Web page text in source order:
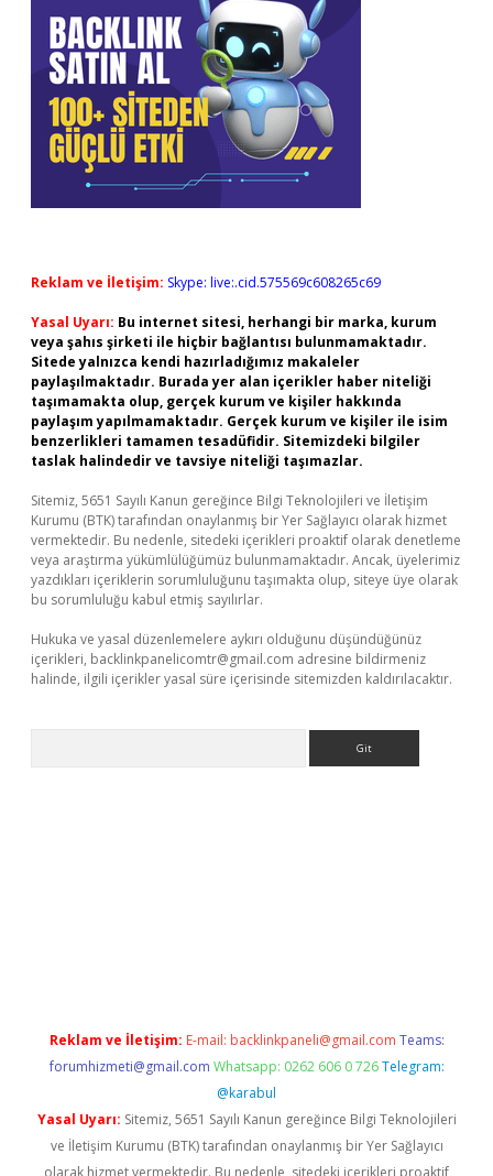
Reklam ve İletişim: Skype: live:.cid.575569c608265c69
Yasal Uyarı: Bu internet sitesi, herhangi bir marka, kurum
veya şahıs şirketi ile hiçbir bağlantısı bulunmamaktadır.
Sitede yalnızca kendi hazırladığımız makaleler
paylaşılmaktadır. Burada yer alan içerikler haber niteliği
taşımamakta olup, gerçek kurum ve kişiler hakkında
paylaşım yapılmamaktadır. Gerçek kurum ve kişiler ile isim
benzerlikleri tamamen tesadüfidir. Sitemizdeki bilgiler
taslak halindedir ve tavsiye niteliği taşımazlar.
Sitemiz, 5651 Sayılı Kanun gereğince Bilgi Teknolojileri ve İletişim
Kurumu (BTK) tarafından onaylanmış bir Yer Sağlayıcı olarak hizmet
vermektedir. Bu nedenle, sitedeki içerikleri proaktif olarak denetleme
veya araştırma yükümlülüğümüz bulunmamaktadır. Ancak, üyelerimiz
yazdıkları içeriklerin sorumluluğunu taşımakta olup, siteye üye olarak
bu sorumluluğu kabul etmiş sayılırlar.
Hukuka ve yasal düzenlemelere aykırı olduğunu düşündüğünüz
içerikleri, backlinkpanelicomtr@gmail.com adresine bildirmeniz
halinde, ilgili içerikler yasal süre içerisinde sitemizden kaldırılacaktır.
Reklam ve İletişim: E-mail: backlinkpaneli@gmail.com Teams:
forumhizmeti@gmail.com Whatsapp: 0262 606 0 726 Telegram:
@karabul
Yasal Uyarı: Sitemiz, 5651 Sayılı Kanun gereğince Bilgi Teknolojileri
ve İletişim Kurumu (BTK) tarafından onaylanmış bir Yer Sağlayıcı
olarak hizmet vermektedir. Bu nedenle, sitedeki içerikleri proaktif